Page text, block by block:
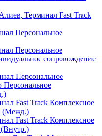
Терминал Fast Track
Персональное
Персональное
сопровождение
Персональное
Персональное
Fast Track Комплексное
(Межд.)
Fast Track Комплексное